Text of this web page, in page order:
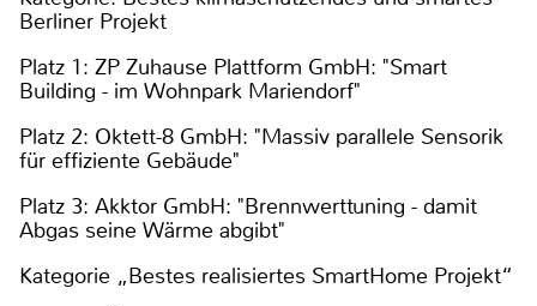
Berliner Projekt
Platz 1: ZP Zuhause Plattform GmbH: "Smart
Building - im Wohnpark Mariendorf"
Platz 2: Oktett-8 GmbH: "Massiv parallele Sensorik
für effiziente Gebäude"
Platz 3: Akktor GmbH: "Brennwerttuning - damit
Abgas seine Wärme abgibt"
Kategorie „Bestes realisiertes SmartHome Projekt“